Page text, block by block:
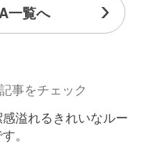
一覧へ
事をチェック
溢れるきれいなルー
。